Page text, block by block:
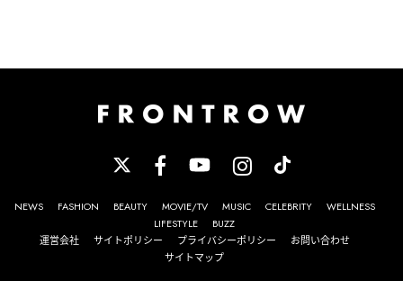
NEWS FASHION BEAUTY MOVIE/TV MUSIC CELEBRITY
WELLNESS
LIFESTYLE
BUZZ
運営会社
サイトポリシー プライバシーポリシー
お問い合わせ
サイトマップ